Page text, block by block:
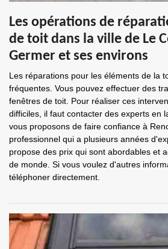
Les opérations de
de toit dans la ville de Le
Germer et ses environs
Les réparations pour les éléments de la
fréquentes. Vous pouvez effectuer des
fenêtres de toit. Pour réaliser ces
difficiles, il faut contacter des experts en
vous proposons de faire confiance à
professionnel qui a plusieurs années
propose des prix qui sont abordables et
de monde. Si vous voulez d'autres
téléphoner directement.